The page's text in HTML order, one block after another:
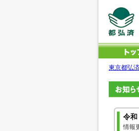
東京都弘
令和
情報